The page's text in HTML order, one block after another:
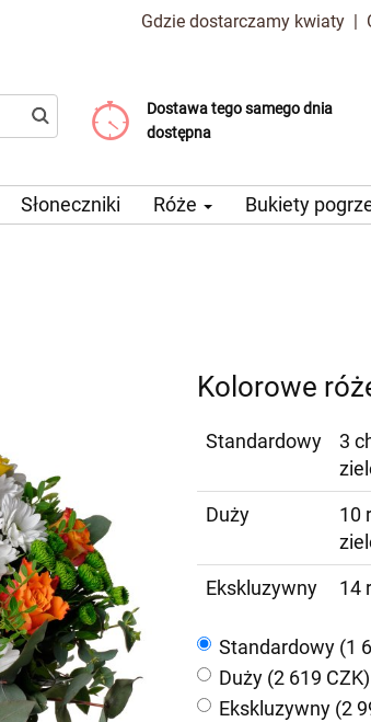
Gdzie dostarczamy kwiaty |
Dostawa tego samego dnia
dostępna
Koszt dostawy już od 99 CZK
Wybierz datę dostawy
Słoneczniki Róże Bukiety
Kolorowe
Standardowy
3
Duży
10
Ekskluzywny
14
Standardowy (1
Duży (2 619 CZK)
Ekskluzywny (2